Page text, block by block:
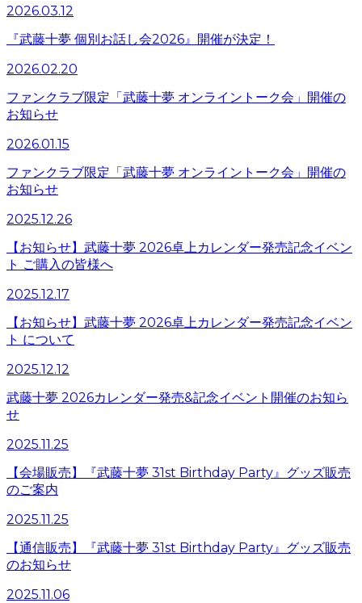
2026.03.12
『武藤十夢 個別お話し会2026』開催が決定！
2026.02.20
ファンクラブ限定「武藤十夢 オンライントーク会」開催の
お知らせ
2026.01.15
ファンクラブ限定「武藤十夢 オンライントーク会」開催の
お知らせ
2025.12.26
【お知らせ】武藤十夢 2026卓上カレンダー発売記念イベン
ト ご購入の皆様へ
2025.12.17
【お知らせ】武藤十夢 2026卓上カレンダー発売記念イベン
ト について
2025.12.12
武藤十夢 2026カレンダー発売&記念イベント開催のお知ら
せ
2025.11.25
【会場販売】『武藤十夢 31st Birthday Party』グッズ販売
のご案内
2025.11.25
【通信販売】『武藤十夢 31st Birthday Party』グッズ販売
のお知らせ
2025.11.06